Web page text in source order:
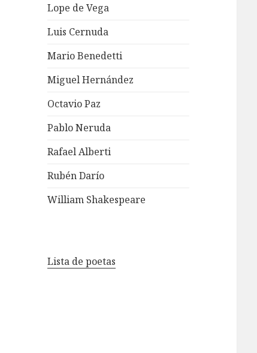
Lope de Vega
Luis Cernuda
Mario Benedetti
Miguel Hernández
Octavio Paz
Pablo Neruda
Rafael Alberti
Rubén Darío
William Shakespeare
Lista de poetas